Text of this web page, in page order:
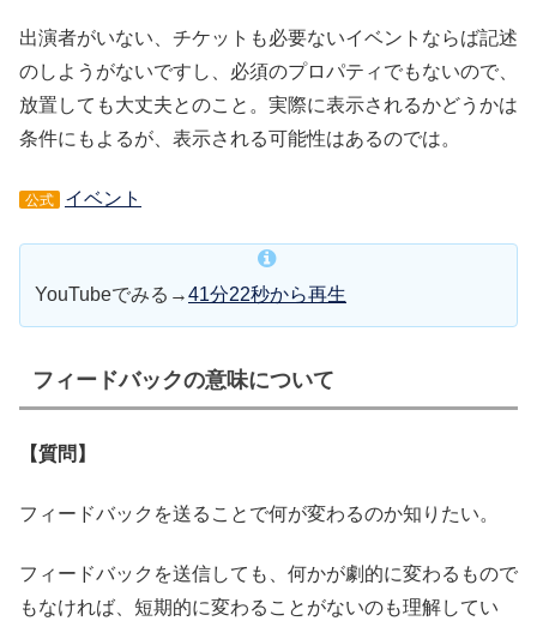
出演者がいない、チケットも必要ないイベントならば記述
のしようがないですし、必須のプロパティでもないので、
放置しても大丈夫とのこと。実際に表示されるかどうかは
条件にもよるが、表示される可能性はあるのでは。
公式 イベント
YouTubeでみる→41分22秒から再生
フィードバックの意味について
【質問】
フィードバックを送ることで何が変わるのか知りたい。
フィードバックを送信しても、何かが劇的に変わるもので
もなければ、短期的に変わることがないのも理解してい